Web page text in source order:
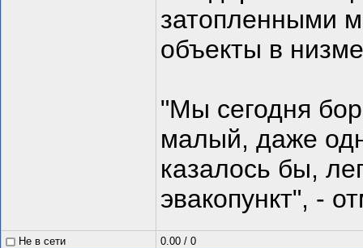
затопленными
объекты в
"Мы сегодня
малый, даже
казалось бы,
эвакопункт", -
Не в сети 0.00 / 0